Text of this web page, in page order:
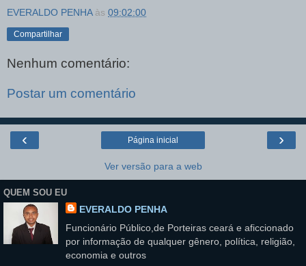
EVERALDO PENHA às 09:02:00
Compartilhar
Nenhum comentário:
Postar um comentário
‹ ›
Página inicial
Ver versão para a web
QUEM SOU EU
EVERALDO PENHA
Funcionário Público,de Porteiras ceará e aficcionado
por informação de qualquer gênero, política, religião,
economia e outros